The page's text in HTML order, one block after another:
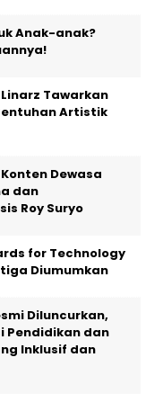
Anak-anak?
Tawarkan
Artistik
Dewasa
dan
Roy Suryo
for Technology
Diumumkan
Diluncurkan,
Pendidikan dan
Inklusif dan